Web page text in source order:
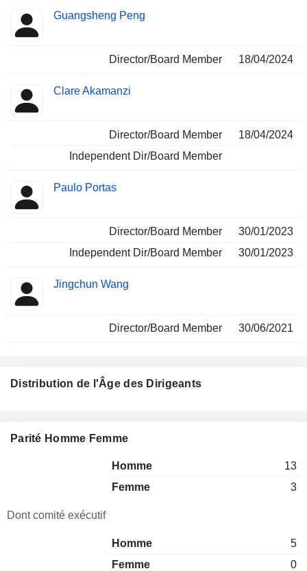
Guangsheng Peng
Director/Board Member 18/04/2024
Clare Akamanzi
Director/Board Member
18/04/2024
Independent Dir/Board Member
Paulo Portas
Director/Board Member
30/01/2023
Independent Dir/Board Member
30/01/2023
Jingchun Wang
Director/Board Member 30/06/2021
Distribution de l'Âge des Dirigeants
Parité Homme Femme
Homme
13
Femme
3
Dont comité exécutif
Homme
5
Femme
0